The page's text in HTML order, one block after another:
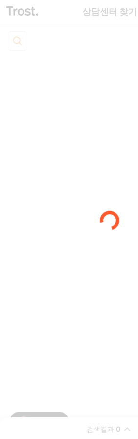
상담센터 찾기
검색결과 0